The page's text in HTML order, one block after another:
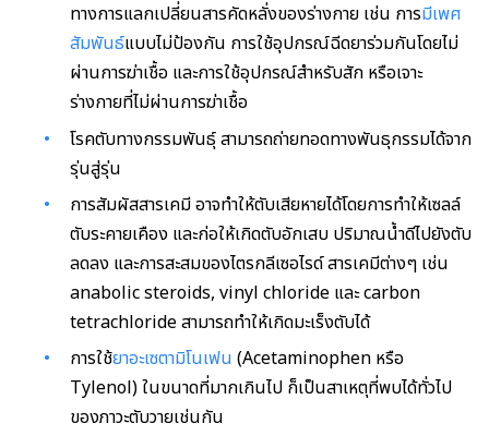
ทางการแลกเปลี่ยนสารคัดหลั่งของร่างกาย เช่น การมีเพศ
สัมพันธ์แบบไม่ป้องกัน การใช้อุปกรณ์ฉีดยาร่วมกันโดยไม่
ผ่านการฆ่าเชื้อ และการใช้อุปกรณ์สำหรับสัก หรือเจาะ
ร่างกายที่ไม่ผ่านการฆ่าเชื้อ
โรคตับทางกรรมพันธุ์ สามารถถ่ายทอดทางพันธุกรรมได้จาก
รุ่นสู่รุ่น
การสัมผัสสารเคมี อาจทำให้ตับเสียหายได้โดยการทำให้เซลล์
ตับระคายเคือง และก่อให้เกิดตับอักเสบ ปริมาณน้ำดีไปยังตับ
ลดลง และการสะสมของไตรกลีเซอไรด์ สารเคมีต่างๆ เช่น
anabolic steroids, vinyl chloride และ carbon
tetrachloride สามารถทำให้เกิดมะเร็งตับได้
การใช้ยาอะเซตามิโนเฟน (Acetaminophen หรือ
Tylenol) ในขนาดที่มากเกินไป ก็เป็นสาเหตุที่พบได้ทั่วไป
ของภาวะตับวายเช่นกัน